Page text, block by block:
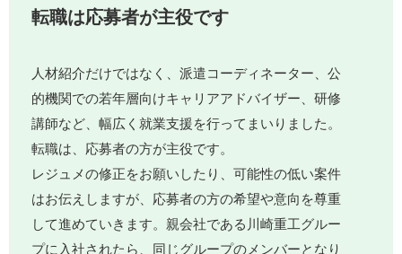
転職は応募者が主役です
人材紹介だけではなく、派遣コーディネーター、公
的機関での若年層向けキャリアアドバイザー、研修
講師など、幅広く就業支援を行ってまいりました。
転職は、応募者の方が主役です。
レジュメの修正をお願いしたり、可能性の低い案件
はお伝えしますが、応募者の方の希望や意向を尊重
して進めていきます。親会社である川崎重工グルー
プに入社されたら、同じグループのメンバーとなり